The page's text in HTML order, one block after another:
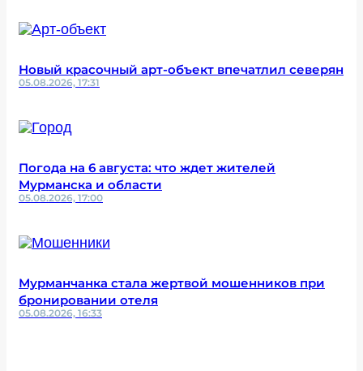
Новый красочный арт-объект впечатлил северян
05.08.2026, 17:31
Погода на 6 августа: что ждет жителей
Мурманска и области
05.08.2026, 17:00
Мурманчанка стала жертвой мошенников при
бронировании отеля
05.08.2026, 16:33